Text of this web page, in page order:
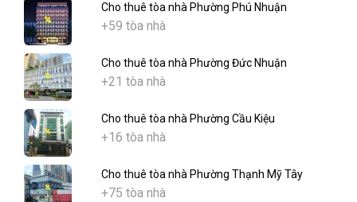
Cho thuê tòa nhà Phường Phú Nhuận
+59 tòa nhà
Cho thuê tòa nhà Phường Đức Nhuận
+21 tòa nhà
Cho thuê tòa nhà Phường Cầu Kiệu
+16 tòa nhà
Cho thuê tòa nhà Phường Thạnh Mỹ Tây
+75 tòa nhà